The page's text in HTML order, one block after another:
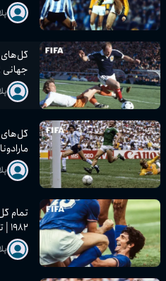
جهانی ۱۹۷۸ | جمیل، لوکه، کوبیاس و ...
تمام
۱۹۸۲ | تاردلی، پلاتینی و ...